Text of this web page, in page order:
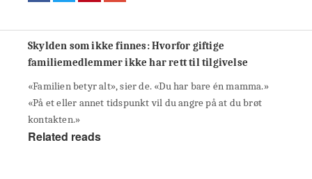
Skylden som ikke finnes: Hvorfor giftige
familiemedlemmer ikke har rett til tilgivelse
«Familien betyr alt», sier de. «Du har bare én mamma.»
«På et eller annet tidspunkt vil du angre på at du brøt
kontakten.»
Related reads